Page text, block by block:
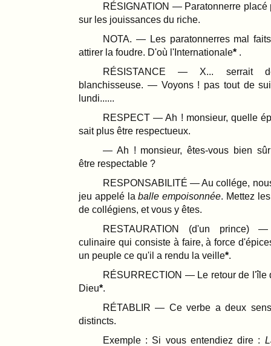
RÉSIGNATION — Paratonnerre placé
sur les jouissances du riche.
NOTA. — Les paratonnerres mal
attirer la foudre. D'où l'Internationale
.
RÉSISTANCE — X... serrait
blanchisseuse. — Voyons ! pas tout de
lundi......
RESPECT — Ah ! monsieur, quelle
sait plus être respectueux.
— Ah ! monsieur, êtes-vous bien
être respectable ?
RESPONSABILITÉ — Au collége,
jeu appelé laballe empoisonnée. Mettez
de collégiens, et vous y êtes.
RESTAURATION (d'un prince) —
culinaire qui consiste à faire, à force
un peuple ce qu'il a rendu la veille .
RÉSURRECTION — Le retour de l'île
Dieu .
RÉTABLIR — Ce verbe a deux
distincts.
Exemple : Si vous entendiez dire :